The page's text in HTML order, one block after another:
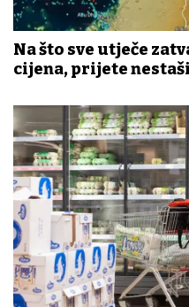
Na što sve utječe
cijena, prijete